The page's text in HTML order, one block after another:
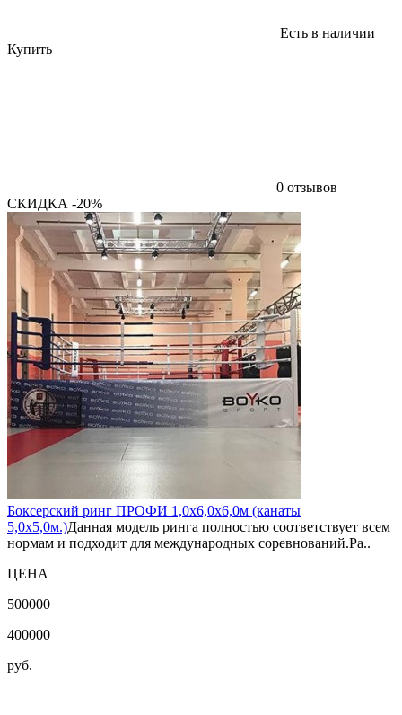
Есть в наличии
Купить
0 отзывов
СКИДКА -20%
Боксерский ринг ПРОФИ 1,0х6,0х6,0м (канаты
5,0х5,0м.)Данная модель ринга полностью соответствует всем
нормам и подходит для международных соревнований.Ра..
ЦЕНА
500000
400000
руб.